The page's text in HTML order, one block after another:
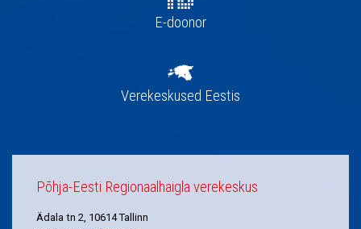
E-doonor
Verekeskused Eestis
Põhja-Eesti Regionaalhaigla verekeskus
Ädala tn 2, 10614 Tallinn